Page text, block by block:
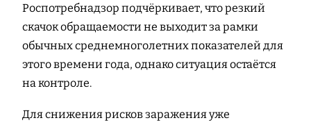
Роспотребнадзор подчёркивает, что резкий
скачок обращаемости не выходит за рамки
обычных среднемноголетних показателей для
этого времени года, однако ситуация остаётся
на контроле.
Для снижения рисков заражения уже